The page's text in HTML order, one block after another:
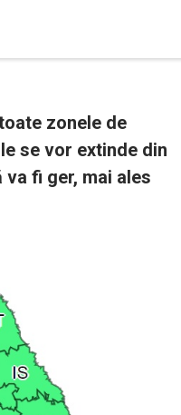
zonele de
se vor extinde din
fi ger, mai ales